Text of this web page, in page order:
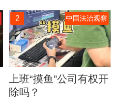
2 中国法治观察
上班“摸鱼”公司有权开
除吗？